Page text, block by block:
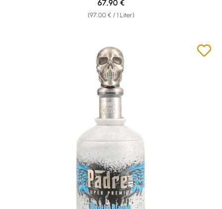
(97,00 € / 1 Liter)
Regulärer Preis:
67,90 €